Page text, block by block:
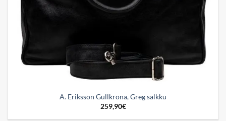
A. Eriksson Gullkrona, Greg salkku
259,90€